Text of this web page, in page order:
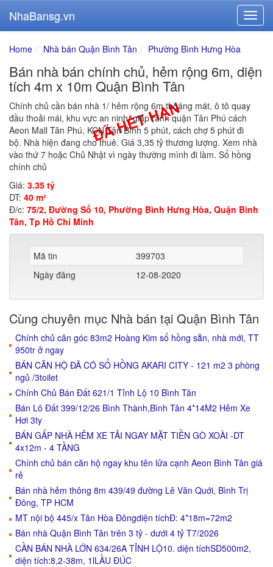
NhaBansg.vn
Home Nhà bán Quận Bình Tân Phường Bình Hưng Hòa
Bán nhà bán chính chủ, hẻm rộng 6m, diện
tích 4m x 10m Quận Bình Tân
Chính chủ cần bán nhà 1/ hẻm rộng 6m thoáng mát, ô tô quay
đầu thoải mái, khu vực an ninh, giáp ranh quận Tân Phú cách
Aeon Mall Tân Phú, KCN Tân Bình 5 phút, cách chợ 5 phút đi
bộ. Nhà hiện đang cho thuê. Giá 3,35 tỷ thương lượng. Xem nhà
vào thứ 7 hoặc Chủ Nhật vì ngày thường mình đi làm. Sổ hồng
chính chủ
Giá: 3.35 tỷ
DT: 40 m²
Đ/c: 75/2, Đường Số 10, Phường Bình Hưng Hòa, Quận Bình
Tân, Tp Hồ Chí Minh
Mã tin
399703
Ngày đăng
12-08-2020
Cùng chuyên mục Nhà bán tại Quận Bình Tân
Chính chủ căn góc 83m2 Hoàng Kim sổ hồng sẵn, nhà mới, TT
950tr ở ngay
BÁN CĂN HỘ ĐÃ CÓ SỔ HỒNG AKARI CITY - 121 m2 3 phòng
ngủ /3toilet
Chính Chủ Bán Đất 621/1 Tỉnh Lộ 10 Bình Tân
Bán Lô Đất 399/12/26 Bình Thành,Bình Tân 4*14M2 Hẻm Xe
Hơi 3ty
BÁN GẤP NHÀ HẺM XE TẢI NGAY MẶT TIỀN GÒ XOÀI -DT
4x12m - 4 TẦNG
Chính chủ bán căn hộ ngay khu tên lửa cạnh Aeon Bình Tân giá
rẻ
Bán nhà hẻm thông 8m 439/49 đường Lê Văn Quới, Bình Trị
Đông, TP HCM
MT nội bộ 445/x Tân Hòa Đôngdiện tíchĐ: 4*18m=72m2
Bán nhà Quận Bình Tân trên 3 tỷ - dưới 4 tỷ T7/2026
CẦN BÁN NHÀ LỚN 634/26A TỈNH LỘ10. diện tíchSD500m2,
diện tích:8,2-38m, 1lLẦU ĐÚC